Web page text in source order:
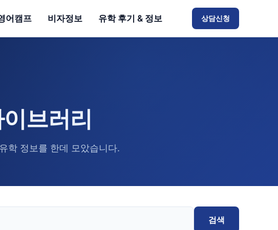
어캠프 비자정보 유학 후기 & 정보 상담신청
브러리
학 정보를 한데 모았습니다.
검색